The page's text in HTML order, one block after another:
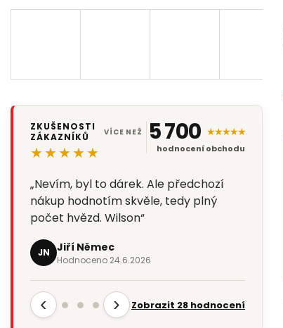
ZKUŠENOSTI
ZÁKAZNÍKŮ
★★★★★
„Nevím, byl to dárek. Ale předchozí
nákup hodnotím skvěle, tedy plný
počet hvězd. Wilson“
JN Jiří Němec
Hodnoceno 24.6.2026
VÍCE NEŽ 5 700 ★★★★★
hodnocení obchodu
‹ › Zobrazit 28 hodnocení